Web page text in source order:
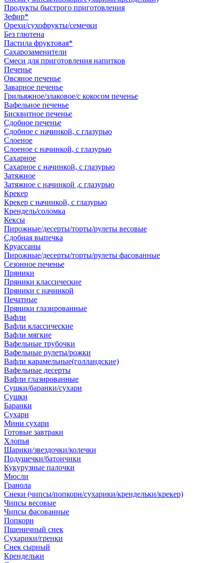
Продукты быстрого приготовления
Зефир*
Орехи/сухофрукты/семечки
Без глютена
Пастила фруктовая*
Сахарозаменители
Смеси для приготовления напитков
Печенье
Овсяное печенье
Заварное печенье
Грильяжное/злаковое/с кокосом печенье
Вафельное печенье
Бисквитное печенье
Сдобное печенье
Сдобное с начинкой, с глазурью
Слоеное
Слоеное с начинкой, с глазурью
Сахарное
Сахарное с начинкой, с глазурью
Затяжное
Затяжное с начинкой ,с глазурью
Крекер
Крекер с начинкой, с глазурью
Крендель/соломка
Кексы
Пирожные/десерты/торты/рулеты весовые
Сдобная выпечка
Круассаны
Пирожные/десерты/торты/рулеты фасованные
Сезонное печенье
Пряники
Пряники классические
Пряники с начинкой
Печатные
Пряники глазированные
Вафли
Вафли классические
Вафли мягкие
Вафельные трубочки
Вафельные рулеты/рожки
Вафли карамельные(голландские)
Вафельные десерты
Вафли глазированные
Сушки/баранки/сухари
Сушки
Баранки
Сухари
Мини сухари
Готовые завтраки
Хлопья
Шарики/звездочки/колечки
Подушечки/батончики
Кукурузные палочки
Мюсли
Гранола
Снеки (чипсы/попкорн/сухарики/крендельки/крекер)
Чипсы весовые
Чипсы фасованные
Попкорн
Пшеничный снек
Сухарики/гренки
Снек сырный
Крендельки